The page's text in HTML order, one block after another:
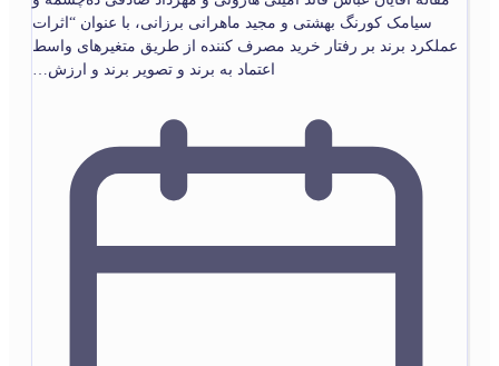
سیامک کورنگ بهشتی و مجید ماهرانی برزانی، با عنوان “اثرات
عملکرد برند بر رفتار خرید مصرف کننده از طریق متغیرهای واسط
اعتماد به برند و تصویر برند و ارزش…